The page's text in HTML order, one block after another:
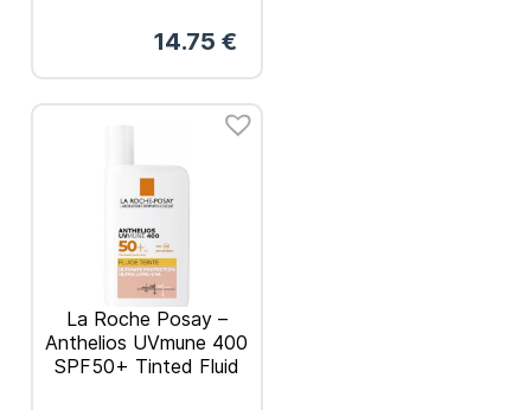
14.75 €
La Roche Posay –
Anthelios UVmune 400
SPF50+ Tinted Fluid